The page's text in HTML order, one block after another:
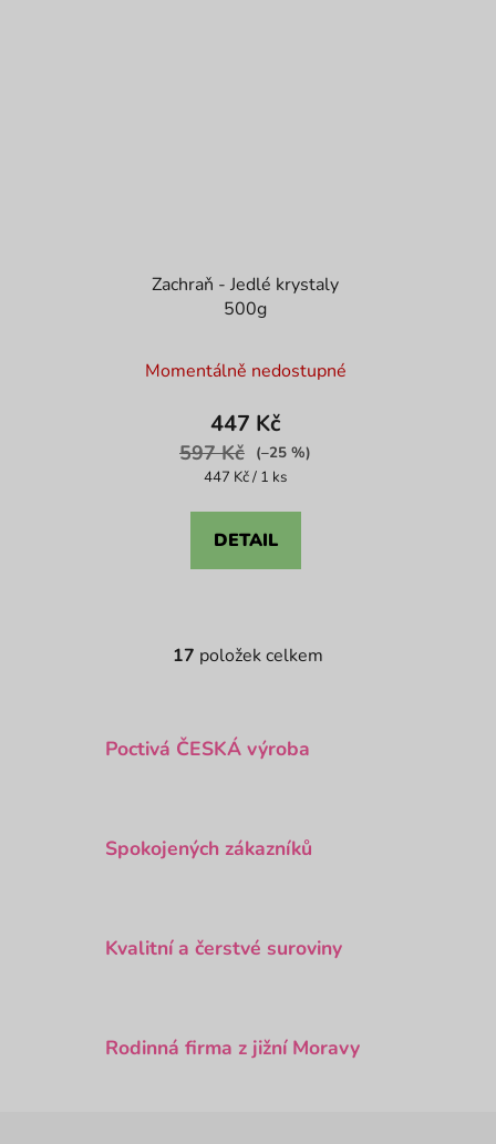
Zachraň - Jedlé krystaly
500g
Momentálně nedostupné
447 Kč
597 Kč
(–25 %)
Měrná
447 Kč / 1 ks
DETAIL
O
á
d
í
p
k
y
i
17 položek celkem
Poctivá ČESKÁ výroba
Spokojených zákazníků
Kvalitní a čerstvé suroviny
Rodinná firma z jižní Moravy